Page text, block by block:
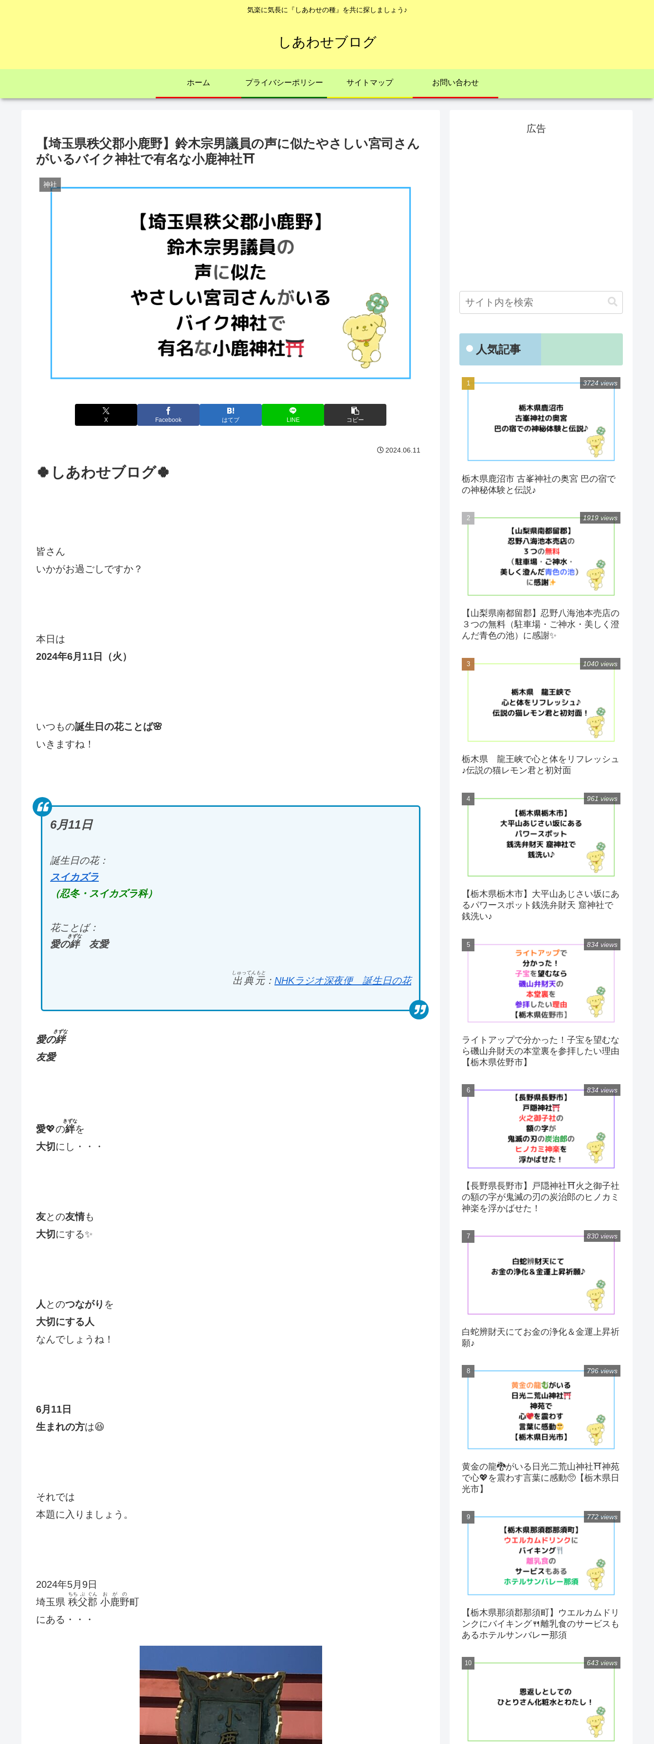
気楽に気長に『しあわせの種』を共に探しましょう♪
しあわせブログ
ホーム プライバシーポリシー サイトマップ お問い合わせ
【埼玉県秩父郡小鹿野】鈴木宗男議員の声に似たやさしい宮司さん
がいるバイク神社で有名な小鹿神社⛩
神社
X Facebook はてブ LINE コピー
2024.06.11
🍀しあわせブログ🍀
皆さん
いかがお過ごしですか？
本日は
2024年6月11日（火）
いつもの誕生日の花ことば🌸
いきますね！
6月11日
誕生日の花：
スイカズラ
（忍冬・スイカズラ科）
花ことば：
愛の絆
きずな
友愛
出典元
しゅってんもと
： NHKラジオ深夜便 誕生日の花
愛の絆
きずな
友愛
愛💖の絆
きずな
を
大切 にし・・・
友との友情も
大切 にする✨
人 とのつながり を
大切にする人
なんでしょうね！
6月11日
生まれの方は😆
それでは
本題に入りましょう。
2024年5月9日
埼玉県 秩
ちち
父
ぶ
郡
ぐん
小鹿野
おがの
町
にある・・・
広告
人気記事
栃木県鹿沼市 古峯神社の奥宮 巴の宿で
の神秘体験と伝説♪
3724 views
【山梨県南都留郡】忍野八海池本売店の
３つの無料（駐車場・ご神水・美しく澄
んだ青色の池）に感謝✨
1919 views
栃木県 龍王峡で心と体をリフレッシュ
♪伝説の猫レモン君と初対面
1040 views
【栃木県栃木市】大平山あじさい坂にあ
るパワースポット銭洗弁財天 窟神社で
銭洗い♪
961 views
ライトアップで分かった！子宝を望むな
ら磯山弁財天の本堂裏を参拝したい理由
【栃木県佐野市】
834 views
【長野県長野市】戸隠神社⛩火之御子社
の額の字が鬼滅の刃の炭治郎のヒノカミ
神楽を浮かばせた！
834 views
白蛇辨財天にてお金の浄化＆金運上昇祈
願♪
830 views
黄金の龍🐉がいる日光二荒山神社⛩神苑
で心💖を震わす言葉に感動🥺【栃木県日
光市】
796 views
【栃木県那須郡那須町】ウエルカムドリ
ンクにバイキング🍴離乳食のサービスも
あるホテルサンバレー那須
772 views
643 views